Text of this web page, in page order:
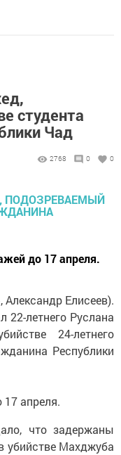
студента
Чад
2768 0 0
до 17 апреля.
Елисеев).
22-летнего Руслана
24-летнего
Республики
17 апреля.
что задержаны
убийстве Махджуба